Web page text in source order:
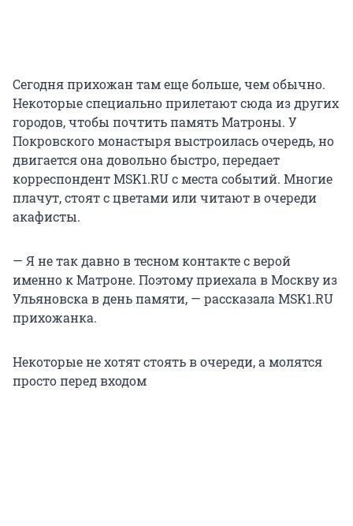
Сегодня прихожан там еще больше, чем обычно.
Некоторые специально прилетают сюда из других
городов, чтобы почтить память Матроны. У
Покровского монастыря выстроилась очередь, но
двигается она довольно быстро, передает
корреспондент MSK1.RU с места событий. Многие
плачут, стоят с цветами или читают в очереди
акафисты.
— Я не так давно в тесном контакте с верой
именно к Матроне. Поэтому приехала в Москву из
Ульяновска в день памяти, — рассказала MSK1.RU
прихожанка.
Некоторые не хотят стоять в очереди, а молятся
просто перед входом